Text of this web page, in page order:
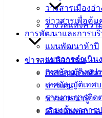
วารสารเมืองอ่
ข่าวสารเพื่อคุ้ม
การพัฒนาและการบริ
แผนพัฒนาห้าปี
แผนการดำเนิน
เทศบัญญัติงบป
เทศบัญญัติเทศบ
รายงานการติด
รายงานผลการ
รางวัลแห่งควา
ข่าวสาร กิจกรรม
กิจกรรมอ่างศิล
ข่าวเด่น
ข่าวสารน่ารู้
เลือกตั้งเทศบาล
ซื้อวัสดุคอมพิวเตอร์ 16 ราย
เทศบาล
เมืองอ่าง